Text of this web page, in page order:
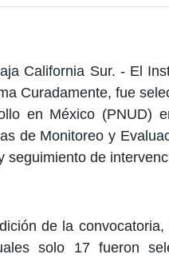
California Sur. - El
Curadamente, fue
en México (PNUD)
de Monitoreo y
seguimiento de
de la
solo 17 fueron